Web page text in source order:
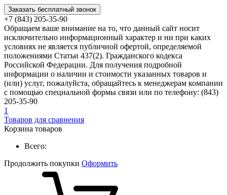
Заказать бесплатный звонок
+7 (843) 205-35-90
Обращаем ваше внимание на то, что данный сайт носит
исключительно информационный характер и ни при каких
условиях не является публичной офертой, определяемой
положениями Статьи 437(2). Гражданского кодекса
Российской Федерации. Для получения подробной
информации о наличии и стоимости указанных товаров и
(или) услуг, пожалуйста, обращайтесь к менеджерам компании
с помощью специальной формы связи или по телефону: (843)
205-35-90
1
Товаров для сравнения
Корзина товаров
Всего:
Продолжить покупки Оформить